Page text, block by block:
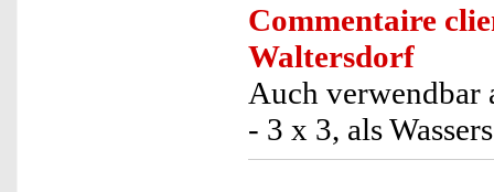
Commentaire
Waltersdorf
Auch verwendbar
- 3 x 3, als